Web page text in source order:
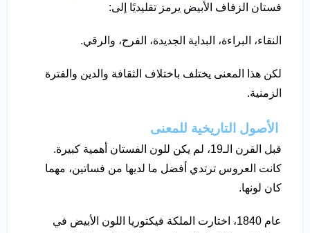
فستان الزفاف الأبيض يرمز تقليديًا إلى:
النقاء، البراءة، البداية الجديدة، الفرح، والرقي.
لكن هذا المعنى يختلف باختلاف الثقافة والدين والفترة
الزمنية.
الأصول التاريخية للمعنى
قبل القرن الـ19، لم يكن للون الفستان أهمية كبيرة.
كانت العروس ترتدي أفضل ما لديها من فساتين، مهما
كان لونها.
عام 1840، اختارت الملكة فيكتوريا اللون الأبيض في